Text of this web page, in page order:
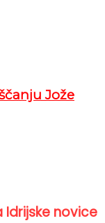
Jože
Idrijske novice